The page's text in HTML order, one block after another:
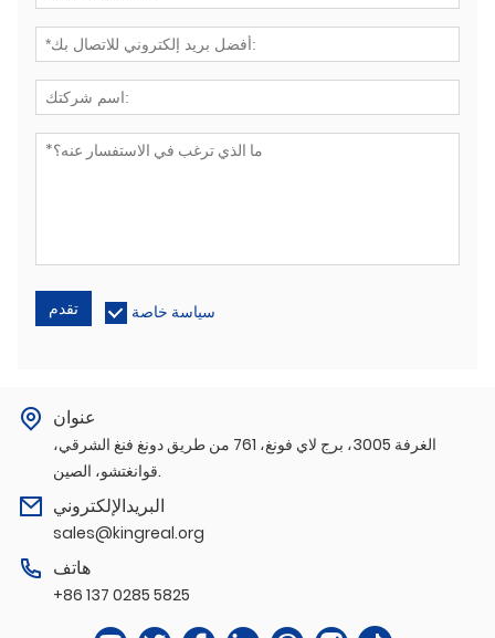
تقدم سياسة خاصة
عنوان
الغرفة 3005، برج لاي فونغ، 761 من طريق دونغ فنغ الشرقي،
قوانغتشو، الصين.
البريدالإلكتروني
sales@kingreal.org
هاتف
+86 137 0285 5825